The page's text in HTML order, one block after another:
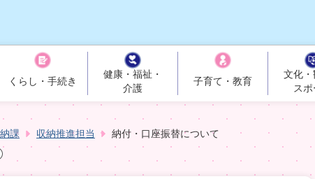
くらし・手続き
健康・福祉・
介護
子育て・教育
文化
ス
課 収納推進担当 納付・口座振替について